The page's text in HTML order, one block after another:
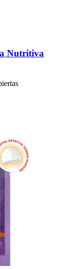
Nutritiva